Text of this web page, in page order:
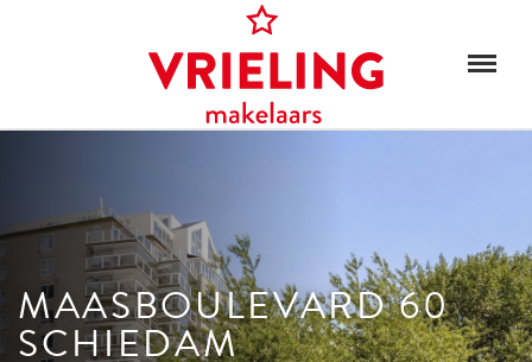
MAASBOULEVARD 60
SCHIEDAM